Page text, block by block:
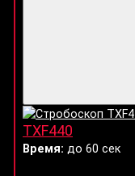
TXF440
Время: до 60 сек